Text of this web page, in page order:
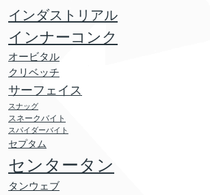
インダストリアル
インナーコンク
オービタル
クリベッチ
サーフェイス
スナッグ
スネークバイト
スパイダーバイト
セプタム
センタータン
タンウェブ